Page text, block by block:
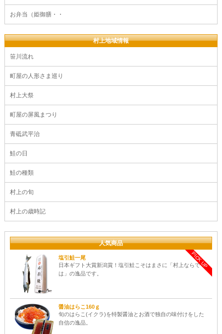
お弁当（姫御膳・・
村上地域情報
笹川流れ
町屋の人形さま巡り
村上大祭
町屋の屏風まつり
青砥武平治
鮭の日
鮭の種類
村上の旬
村上の歳時記
人気商品
塩引鮭一尾
日本ギフト大賞新潟賞！塩引鮭こそはまさに「村上ならで
は」の逸品です。
PICK UP
醤油はらこ160ｇ
旬のはらこ(イクラ)を特製醤油とお酒で独自の味付けをした
自信の逸品。